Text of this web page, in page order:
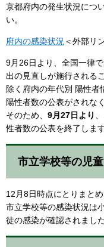
京都府内の発生状況につ
い。
府内の感染状況 ＜外部リ
9月26日より、全国一律
出の見直しが施行される
除く府内の年代別 陽性者
陽性者数の公表がされな
そのため、 9月27日より
性者数の公表を終了します
市立学校等の児
12月8日時点にとりまと
市立学校等の感染状況は
徒の感染が確認されました